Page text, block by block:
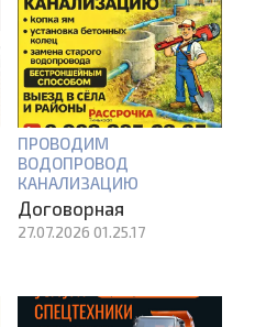
ПРОВОДИМ
ВОДОПРОВОД
КАНАЛИЗАЦИЮ
Договорная
27.07.2026 01.25.17